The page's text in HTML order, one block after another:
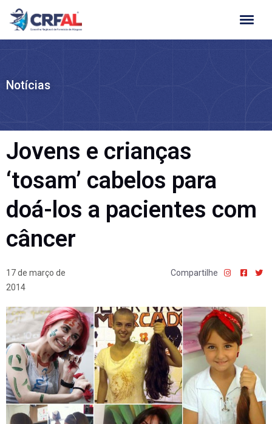
Ir
para
Notícias
Jovens e crianças
‘tosam’ cabelos para
doá-los a pacientes com
câncer
17 de março de
2014
Compartilhe